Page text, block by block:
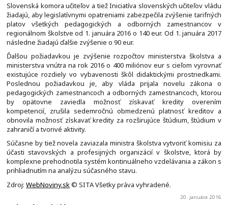
Slovenská komora učiteľov a tiež Iniciatíva slovenských učiteľov vládu
žiadajú, aby legislatívnymi opatreniami zabezpečila zvýšenie tarifných
platov všetkých pedagogických a odborných zamestnancov v
regionálnom školstve od 1. januára 2016 o 140 eur. Od 1. januára 2017
následne žiadajú ďalšie zvýšenie o 90 eur.
Ďalšou požiadavkou je zvýšenie rozpočtov ministerstva školstva a
ministerstva vnútra na rok 2016 o 400 miliónov eur s cieľom vyrovnať
existujúce rozdiely vo vybavenosti škôl didaktickými prostriedkami.
Poslednou požiadavkou je, aby vláda prijala novelu zákona o
pedagogických zamestnancoch a odborných zamestnancoch, ktorou
by opätovne zaviedla možnosť získavať kredity overením
kompetencií, zrušila sedemročnú obmedzenú platnosť kreditov a
obnovila možnosť získavať kredity za rozširujúce štúdium, štúdium v
zahraničí a tvorivé aktivity.
Súčasne by tiež novela zaviazala ministra školstva vytvoriť komisiu za
účasti stavovských a profesijných organizácií v školstve, ktorá by
komplexne prehodnotila systém kontinuálneho vzdelávania a zákon s
prihliadnutím na analýzu súčasného stavu.
Zdroj: WebNoviny.sk© SITA Všetky práva vyhradené.
20. januára 2016